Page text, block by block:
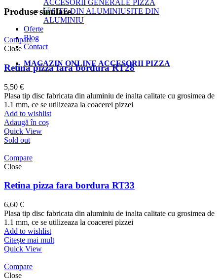
ACCESORII GENERALE PIZZA
SITE DIN
ALUMINIU
Oferte
Blog
Contact
MAGAZIN ONLINE ACCESORII PIZZA
Produse similare
Compare
Close
Retina pizza fara bordura RT28
5,50 €
Plasa tip disc fabricata din aluminiu de inalta calitate cu grosimea de
1.1 mm, ce se utilizeaza la coacerei pizzei
Add to wishlist
Adaugă în coș
Quick View
Sold out
Compare
Close
Retina pizza fara bordura RT33
6,60 €
Plasa tip disc fabricata din aluminiu de inalta calitate cu grosimea de
1.1 mm, ce se utilizeaza la coacerei pizzei
Add to wishlist
Citește mai mult
Quick View
Compare
Close